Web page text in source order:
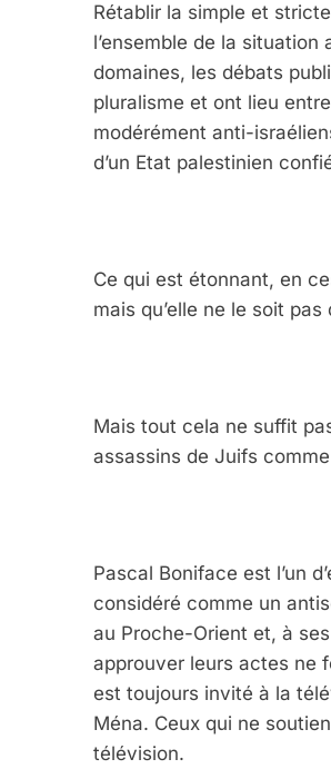
Rétablir la simple et
l’ensemble de la
domaines, les débats
pluralisme et ont lieu
modérément anti-
d’un Etat palestinien
Ce qui est étonnant, en
mais qu’elle ne le soit
Mais tout cela ne suffit
assassins de Juifs
Pascal Boniface est l’un
considéré comme un
au Proche-Orient et, à
approuver leurs actes ne
est toujours invité à la
Ména. Ceux qui ne
télévision.